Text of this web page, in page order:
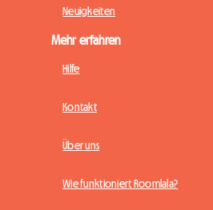
Neuigkeiten
Mehr erfahren
Hilfe
Kontakt
Über uns
Wie funktioniert Roomlala?